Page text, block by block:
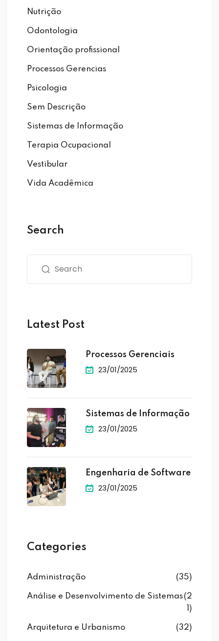
Nutrição
Odontologia
Orientação profissional
Processos Gerencias
Psicologia
Sem Descrição
Sistemas de Informação
Terapia Ocupacional
Vestibular
Vida Acadêmica
Search
Latest Post
Processos Gerenciais
23/01/2025
Sistemas de Informação
23/01/2025
Engenharia de Software
23/01/2025
Categories
Administração (35)
Análise e Desenvolvimento de Sistemas(2
1)
Arquitetura e Urbanismo (32)